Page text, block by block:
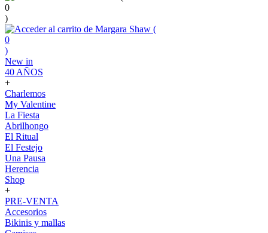
0
)
(
0
)
New in
40 AÑOS
+
Charlemos
My Valentine
La Fiesta
Abrilhongo
El Ritual
El Festejo
Una Pausa
Herencia
Shop
+
PRE-VENTA
Accesorios
Bikinis y mallas